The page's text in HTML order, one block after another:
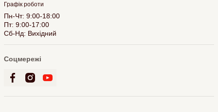
Графік роботи
Пн-Чт: 9:00-18:00
Пт: 9:00-17:00
Сб-Нд: Вихідний
Соцмережі